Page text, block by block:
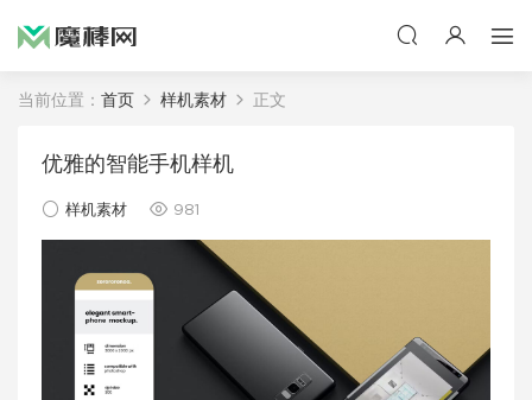
当前位置： 首页 样机素材 正文
优雅的智能手机样机
样机素材 981